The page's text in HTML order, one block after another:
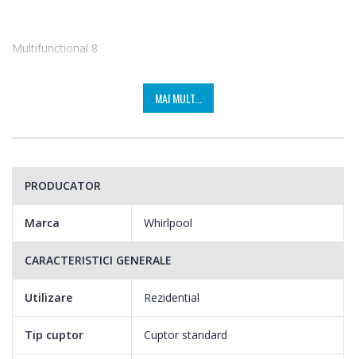
Multifunctional 8
Metode de gatit multiple. Datorita caracteristicilor Multifunction
8 ai optiuni de gatire flexibile, astfel incat vei avea un preparat
MAI MULT...
PRODUCATOR
Marca Whirlpool
CARACTERISTICI GENERALE
Utilizare Rezidential
Tip cuptor Cuptor standard